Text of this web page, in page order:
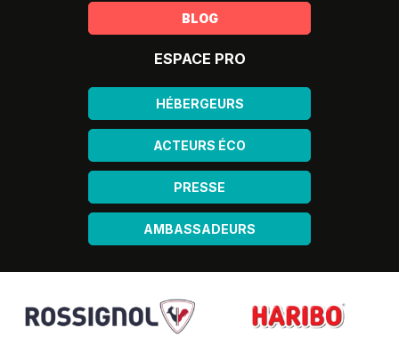
BLOG
ESPACE PRO
HÉBERGEURS
ACTEURS ÉCO
PRESSE
AMBASSADEURS